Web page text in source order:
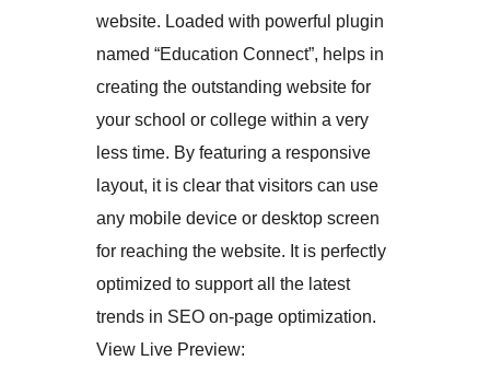
website. Loaded with powerful plugin
named “Education Connect”, helps in
creating the outstanding website for
your school or college within a very
less time. By featuring a responsive
layout, it is clear that visitors can use
any mobile device or desktop screen
for reaching the website. It is perfectly
optimized to support all the latest
trends in SEO on-page optimization.
View Live Preview: